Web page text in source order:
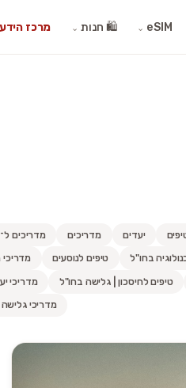
eSIM
⌄ 🛍️ חנות ⌄ מרכז הידע
יעדים מדריכים מדריכים ל־eSIM
בחו"ל
טיפים לנוסעים מדריכי
טיפים לחיסכון | גלישה בחו"ל מדריכי
מדריכי